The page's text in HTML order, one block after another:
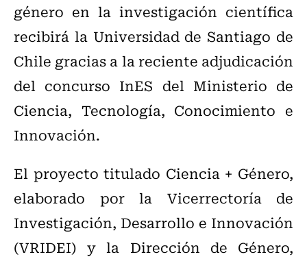
género en la investigación científica
recibirá la Universidad de Santiago de
Chile gracias a la reciente adjudicación
del concurso InES del Ministerio de
Ciencia, Tecnología, Conocimiento e
Innovación.
El proyecto titulado Ciencia + Género,
elaborado por la Vicerrectoría de
Investigación, Desarrollo e Innovación
(VRIDEI) y la Dirección de Género,